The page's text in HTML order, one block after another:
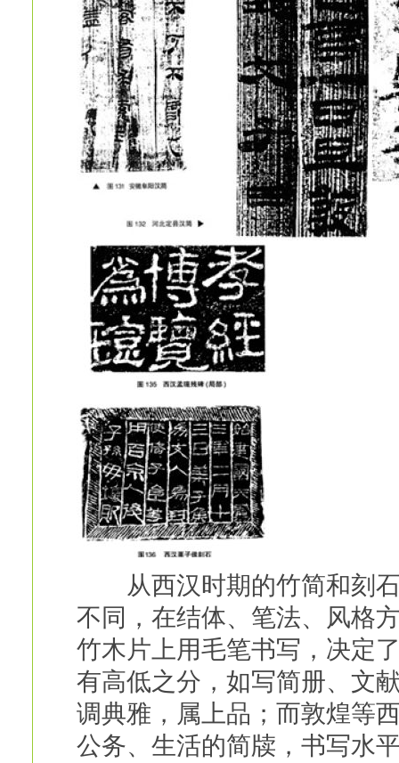
从西汉时期的竹简和刻石
不同，在结体、笔法、风格
竹木片上用毛笔书写，决定
有高低之分，如写简册、文
调典雅，属上品；而敦煌等
公务、生活的简牍，书写水